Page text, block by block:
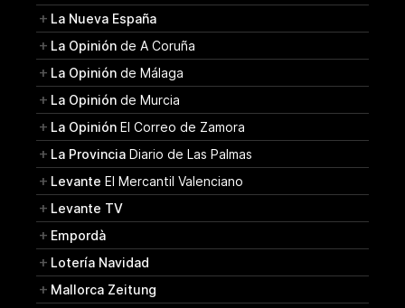
La Nueva España
La Opinión de A Coruña
La Opinión de Málaga
La Opinión de Murcia
La Opinión El Correo de Zamora
La Provincia Diario de Las Palmas
Levante El Mercantil Valenciano
Levante TV
Empordà
Lotería Navidad
Mallorca Zeitung